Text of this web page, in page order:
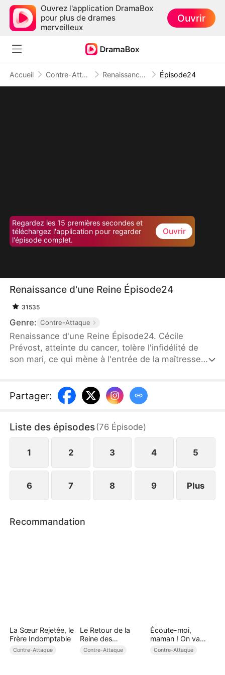
Ouvrez l'application DramaBox
pour plus de drames
merveilleux
Ouvrir
Accueil Contre-Attaque Renaissance d'une Reine Épisode24
Regardez les 15 premières secondes et
téléchargez l'application pour regarder
l'épisode complet.
Ouvrir
Renaissance d'une Reine Épisode24
31535
Genre: Contre-Attaque
Renaissance d'une Reine Épisode24. Cécile
Prévost, atteinte du cancer, tolère l'infidélité de
son mari, ce qui mène à l'entrée de la maîtresse
nouvelle vie, elle combat la maîtresse, affronte son
mari et se concentre sur sa carrière, surmontant
chapitre de sa vie.
Partager:
Liste des épisodes(76 Épisode)
1 2 3 4 5
6 7 8 9 Plus
Recommandation
La Sœur Rejetée, le
Frère Indomptable
Contre-Attaque
Le Retour de la
Reine des
Gangsters
Contre-Attaque
Écoute-moi,
maman ! On va
s'enrichir ! ( Doublé
Contre-Attaque